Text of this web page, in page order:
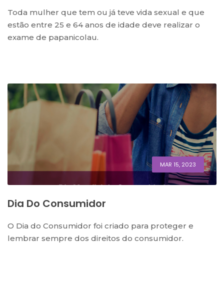
Toda mulher que tem ou já teve vida sexual e que
estão entre 25 e 64 anos de idade deve realizar o
exame de papanicolau.
MAR 15, 2023
Dia Do Consumidor
O Dia do Consumidor foi criado para proteger e
lembrar sempre dos direitos do consumidor.